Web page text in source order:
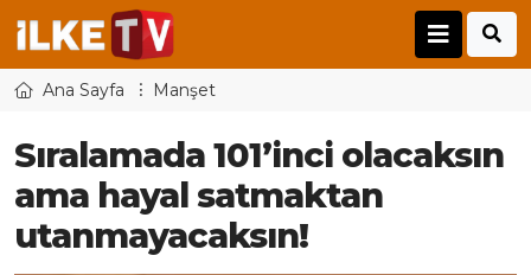
Ana Sayfa Manşet
Sıralamada 101’inci olacaksın
ama hayal satmaktan
utanmayacaksın!